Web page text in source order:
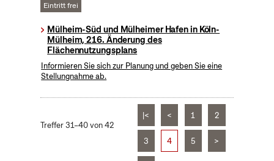
Eintritt frei
Mülheim-Süd und Mülheimer Hafen in Köln-
Mülheim, 216. Änderung des
Flächennutzungsplans
Informieren Sie sich zur Planung und geben Sie eine
Stellungnahme ab.
Treffer 31–40 von 42
|< < 1 2
3 4 5 >